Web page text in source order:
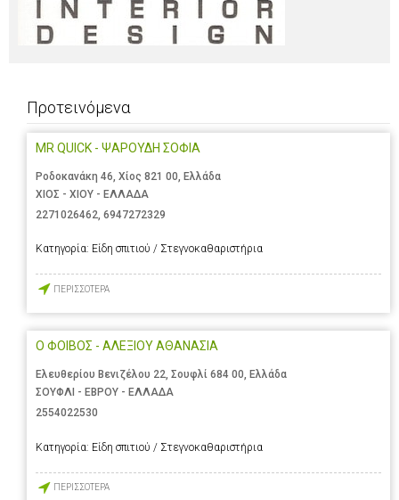
Προτεινόμενα
MR QUICK - ΨΑΡΟΥΔΗ ΣΟΦΙΑ
Ροδοκανάκη 46, Χίος 821 00, Ελλάδα
ΧΙΟΣ - ΧΙΟΥ - ΕΛΛΑΔΑ
2271026462, 6947272329
Κατηγορία: Είδη σπιτιού / Στεγνοκαθαριστήρια
ΠΕΡΙΣΣΟΤΕΡΑ
Ο ΦΟΙΒΟΣ - ΑΛΕΞΙΟΥ ΑΘΑΝΑΣΙΑ
Ελευθερίου Βενιζέλου 22, Σουφλί 684 00, Ελλάδα
ΣΟΥΦΛΙ - ΕΒΡΟΥ - ΕΛΛΑΔΑ
2554022530
Κατηγορία: Είδη σπιτιού / Στεγνοκαθαριστήρια
ΠΕΡΙΣΣΟΤΕΡΑ